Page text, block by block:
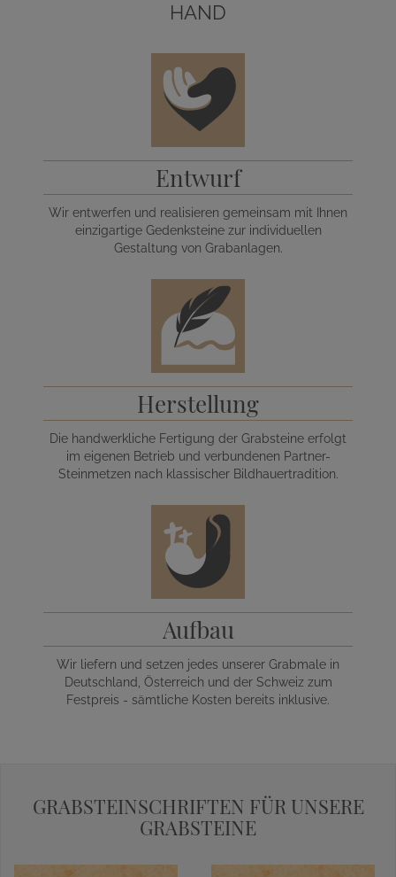
HAND
Entwurf
Wir entwerfen und realisieren gemeinsam mit Ihnen
einzigartige Gedenksteine zur individuellen
Gestaltung von Grabanlagen.
Herstellung
Die handwerkliche Fertigung der Grabsteine erfolgt
im eigenen Betrieb und verbundenen Partner-
Steinmetzen nach klassischer Bildhauertradition.
Aufbau
Wir liefern und setzen jedes unserer Grabmale in
Deutschland, Österreich und der Schweiz zum
Festpreis - sämtliche Kosten bereits inklusive.
GRABSTEINSCHRIFTEN FÜR UNSERE
GRABSTEINE